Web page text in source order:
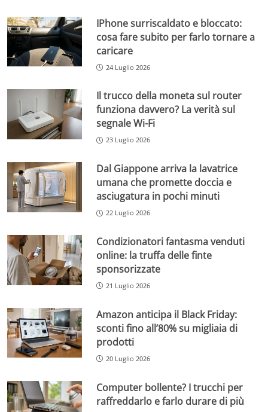
IPhone surriscaldato e bloccato:
cosa fare subito per farlo tornare a
caricare
24 Luglio 2026
Il trucco della moneta sul router
funziona davvero? La verità sul
segnale Wi-Fi
23 Luglio 2026
Dal Giappone arriva la lavatrice
umana che promette doccia e
asciugatura in pochi minuti
22 Luglio 2026
Condizionatori fantasma venduti
online: la truffa delle finte
sponsorizzate
21 Luglio 2026
Amazon anticipa il Black Friday:
sconti fino all’80% su migliaia di
prodotti
20 Luglio 2026
Computer bollente? I trucchi per
raffreddarlo e farlo durare di più